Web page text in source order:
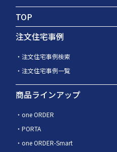
TOP
注文住宅事例
注文住宅事例検索
注文住宅事例一覧
商品ラインアップ
one ORDER
PORTA
one ORDER-Smart